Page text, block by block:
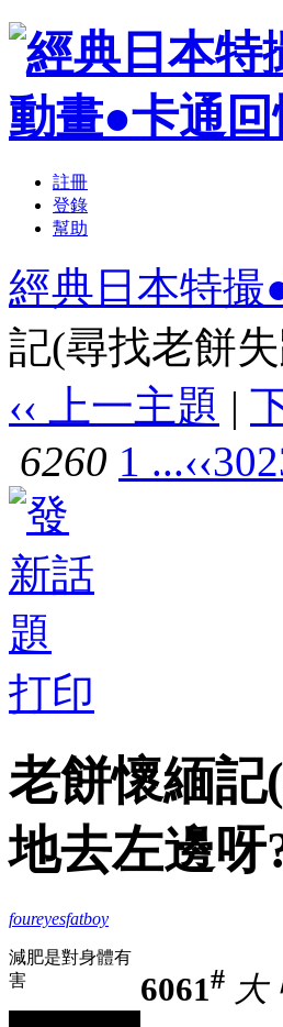
註冊
登錄
幫助
經典日本特撮
記(尋找老餅
‹‹ 上一主題 |
6260 1 ...‹‹302
打印
老餅懷緬記
地去左邊呀
foureyesfatboy
減肥是對身體有
害
6061# 大